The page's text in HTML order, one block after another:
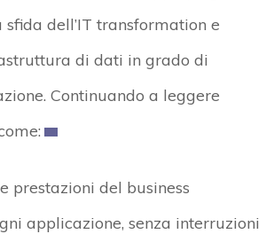
dell’IT transformation e
di dati in grado di
Continuando a leggere
prestazioni del business
applicazione, senza interruzioni